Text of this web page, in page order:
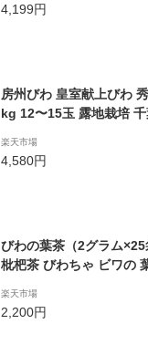
4,199円
房州びわ 皇室献上びわ
kg 12〜15玉 露地栽培
州ビワ/千葉/お取り寄せ/
ト/贈答用/プレゼント】
楽天市場
4,580円
びわの葉茶（2グラム
枇杷茶 びわちゃ ビワの
ェインレス 茶 低温焙煎
容 茶 おいしい プレゼン
楽天市場
2,200円